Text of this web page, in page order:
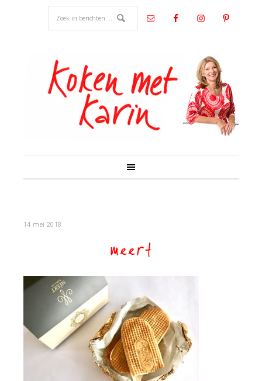
14 mei 2018
meert